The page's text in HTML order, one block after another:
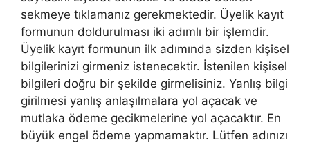
sekmeye tıklamanız gerekmektedir. Üyelik kayıt
formunun doldurulması iki adımlı bir işlemdir.
Üyelik kayıt formunun ilk adımında sizden kişisel
bilgilerinizi girmeniz istenecektir. İstenilen kişisel
bilgileri doğru bir şekilde girmelisiniz. Yanlış bilgi
girilmesi yanlış anlaşılmalara yol açacak ve
mutlaka ödeme gecikmelerine yol açacaktır. En
büyük engel ödeme yapmamaktır. Lütfen adınızı